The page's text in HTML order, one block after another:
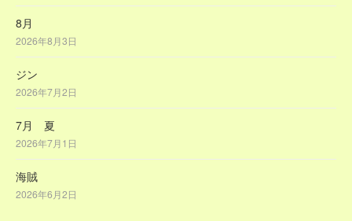
8月
2026年8月3日
ジン
2026年7月2日
7月 夏
2026年7月1日
海賊
2026年6月2日